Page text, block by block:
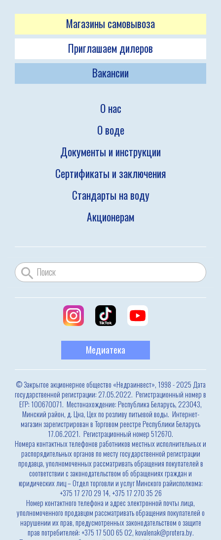
Магазины самовывоза
Приглашаем дилеров
Вакансии
О нас
О воде
Документы и инструкции
Сертификаты и заключения
Стандарты на воду
Акционерам
Медиатека
© Закрытое акционерное общество «Недраинвест», 1998 - 2025 Дата
государственной регистрации: 27.05.2022. Регистрационный номер в
ЕГР: 100670071. Местонахождение: Республика Беларусь, 223043,
Минский район, д. Цна, Цех по розливу питьевой воды. Интернет-
магазин зарегистрирован в Торговом реестре Республики Беларусь
17.06.2021. Регистрационный номер 512670.
Номера контактных телефонов работников местных исполнительных и
распорядительных органов по месту государственной регистрации
продавца, уполномоченных рассматривать обращения покупателей в
соответствии с законодательством об обращениях граждан и
юридических лиц – Отдел торговли и услуг Минского райисполкома:
+375 17 270 29 14, +375 17 270 35 26
Номер контактного телефона и адрес электронной почты лица,
уполномоченного продавцом рассматривать обращения покупателей о
нарушении их прав, предусмотренных законодательством о защите
прав потребителей: +375 17 500 65 02, kovalenak@protera.by.